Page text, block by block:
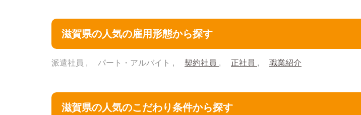
滋賀県の人気の雇用形態から探す
派遣社員 パート・アルバイト 契約社員 正社員 職業紹介
滋賀県の人気のこだわり条件から探す